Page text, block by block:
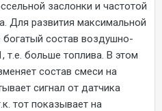
заслонки и частотой
Для развития максимальной
состав воздушно-
т.е. больше топлива. В этом
состав смеси на
сигнал от датчика
тот показывает на